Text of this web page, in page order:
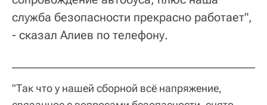
служба безопасности прекрасно работает",
- сказал Алиев по телефону.
"Так что у нашей сборной всё напряжение,